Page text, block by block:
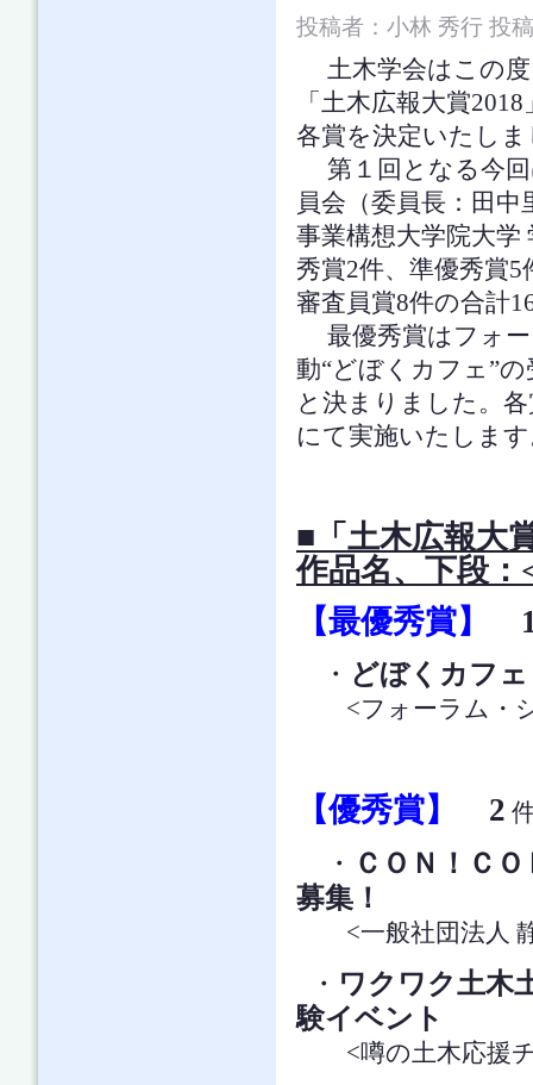
投稿者： 小林 秀行 投
土木学会はこの度
「土木広報大賞2018
各賞を決定いたし
第１回となる今回
員会（委員長：田中
事業構想大学院大学
秀賞2件、準優秀賞5
審査員賞8件の合計
最優秀賞はフォー
動“どぼくカフェ”の
と決まりました。
にて実施いたしま
■「土木広報大
作品名、下段：
【最優秀賞】
・ どぼくカフェ
<フォーラム・シ
【優秀賞】 2
・ ＣＯＮ！Ｃ
募集！
<一般社団法人 静
・ ワクワク土木
験イベント
<噂の土木応援チ